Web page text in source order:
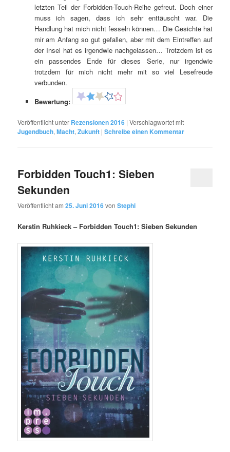
letzten Teil der Forbidden-Touch-Reihe gefreut. Doch einer
muss ich sagen, dass ich sehr enttäuscht war. Die
Handlung hat mich nicht fesseln können… Die Gesichte hat
mir am Anfang so gut gefallen, aber mit dem Eintreffen auf
der Insel hat es irgendwie nachgelassen… Trotzdem ist es
ein passendes Ende für dieses Serie, nur irgendwie
trotzdem für mich nicht mehr mit so viel Lesefreude
verbunden.
Bewertung:
Veröffentlicht unter Rezensionen 2016 |Verschlagwortet mit
Jugendbuch,Macht,Zukunft |Schreibe einen Kommentar
Forbidden Touch1: Sieben
Sekunden
Veröffentlicht am25. Juni 2016vonStephi
Kerstin Ruhkieck – Forbidden Touch1: Sieben Sekunden